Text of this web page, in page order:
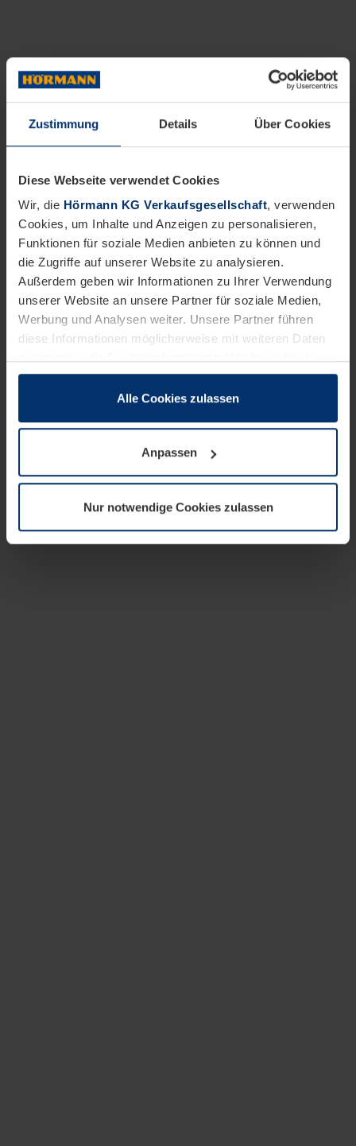
Zustimmung Details Über Cookies
Diese Webseite verwendet Cookies
Wir, die Hörmann KG Verkaufsgesellschaft, verwenden
Cookies, um Inhalte und Anzeigen zu personalisieren,
Funktionen für soziale Medien anbieten zu können und
die Zugriffe auf unserer Website zu analysieren.
Außerdem geben wir Informationen zu Ihrer Verwendung
unserer Website an unsere Partner für soziale Medien,
Werbung und Analysen weiter. Unsere Partner führen
diese Informationen möglicherweise mit weiteren Daten
sie im Rahmen Ihrer Nutzung der Dienste gesammelt
wenn diese für den Betrieb dieser Seite unbedingt
notwendig sind. Für alle anderen Cookie-Typen benötigen
wir Ihre Erlaubnis. Ihre Einwilligung können Sie jederzeit
Datenschutzerklärungunserer Website ändern oder
widerrufen.
Alle Cookies zulassen
Anpassen
Nur notwendige Cookies zulassen